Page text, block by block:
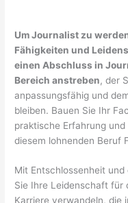
Um Journalist zu
Fähigkeiten und
einen Abschluss in
Bereich anstreben, der
anpassungsfähig und
bleiben. Bauen Sie Ihr
praktische Erfahrung
diesem lohnenden Beruf
Mit Entschlossenheit
Sie Ihre Leidenschaft für
Karriere verwandeln, die